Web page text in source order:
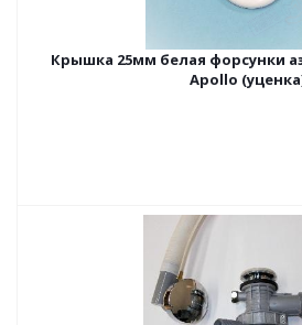
Крышка 25мм белая форсунки
Apollo